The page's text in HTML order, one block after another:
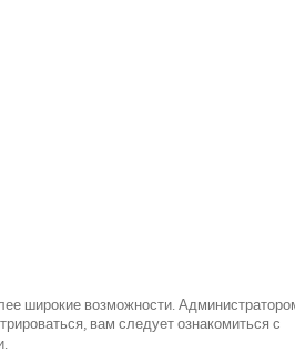
широкие возможности.
вам следует ознакомиться с